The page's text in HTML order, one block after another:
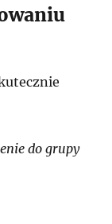
do grupy